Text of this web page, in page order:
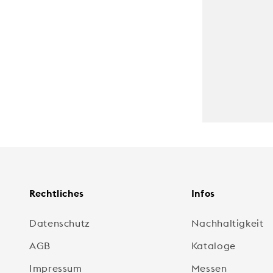
Rechtliches
Datenschutz
AGB
Impressum
Infos
Nachhaltigkeit
Kataloge
Messen